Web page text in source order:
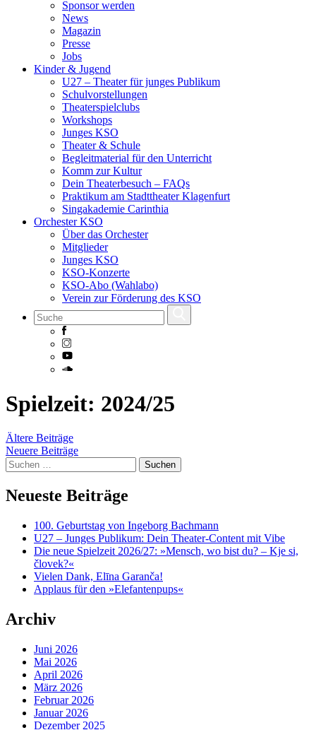
Sponsor werden
News
Magazin
Presse
Jobs
Kinder & Jugend
U27 – Theater für junges Publikum
Schulvorstellungen
Theaterspielclubs
Workshops
Junges KSO
Theater & Schule
Begleitmaterial für den Unterricht
Komm zur Kultur
Dein Theaterbesuch – FAQs
Praktikum am Stadttheater Klagenfurt
Singakademie Carinthia
Orchester KSO
Über das Orchester
Mitglieder
Junges KSO
KSO-Konzerte
KSO-Abo (Wahlabo)
Verein zur Förderung des KSO
to
content
Spielzeit: 2024/25
Beitragsnavigation
Ältere Beiträge
Neuere Beiträge
Suchen
nach:
Neueste Beiträge
100. Geburtstag von Ingeborg Bachmann
U27 – Junges Publikum: Dein Theater-Content mit Vibe
Die neue Spielzeit 2026/27: »Mensch, wo bist du? – Kje si,
človek?«
Vielen Dank, Elīna Garanča!
Applaus für den »Elefantenpups«
Archiv
Juni 2026
Mai 2026
April 2026
März 2026
Februar 2026
Januar 2026
Dezember 2025